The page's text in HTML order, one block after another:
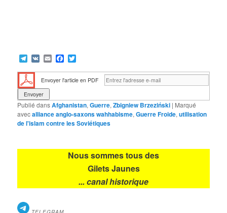
Telegram
VK EmailFacebook
Envoyer l'article en PDF
Publié dansAfghanistan,Guerre,Zbigniew Brzeziński | Marqué
avecalliance anglo-saxons wahhabisme,Guerre Froide,utilisation
de l'islam contre les Soviétiques
Nous sommes tous des
Gilets Jaunes
... canal historique